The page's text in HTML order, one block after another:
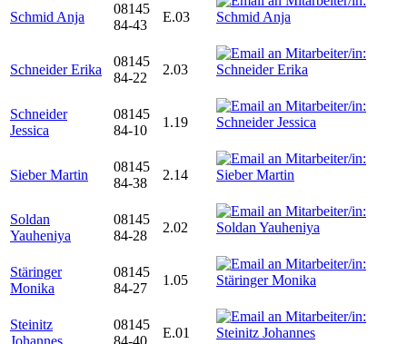
Schmid Anja
08145
84-43
E.03
Schneider Erika
08145
84-22
2.03
Schneider
Jessica
08145
84-10
1.19
Sieber Martin
08145
84-38
2.14
Soldan
Yauheniya
08145
84-28
2.02
Stäringer
Monika
08145
84-27
1.05
Steinitz
08145
E.01